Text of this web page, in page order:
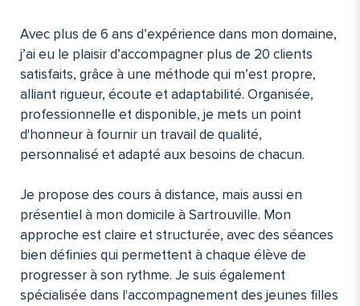
Avec plus de 6 ans d’expérience dans mon domaine,
j’ai eu le plaisir d’accompagner plus de 20 clients
satisfaits, grâce à une méthode qui m’est propre,
alliant rigueur, écoute et adaptabilité. Organisée,
professionnelle et disponible, je mets un point
d'honneur à fournir un travail de qualité,
personnalisé et adapté aux besoins de chacun.
Je propose des cours à distance, mais aussi en
présentiel à mon domicile à Sartrouville. Mon
approche est claire et structurée, avec des séances
bien définies qui permettent à chaque élève de
progresser à son rythme. Je suis également
spécialisée dans l'accompagnement des jeunes filles